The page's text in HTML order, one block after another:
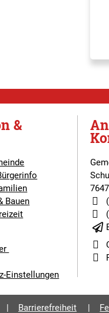
&
Bauen
Einstellungen
Barrierefreiheit